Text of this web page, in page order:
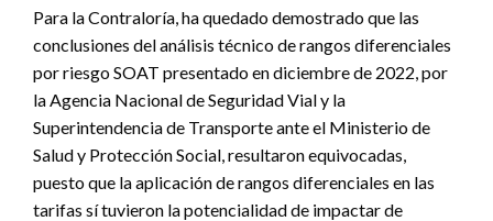
Para la Contraloría, ha quedado demostrado que las
conclusiones del análisis técnico de rangos diferenciales
por riesgo SOAT presentado en diciembre de 2022, por
la Agencia Nacional de Seguridad Vial y la
Superintendencia de Transporte ante el Ministerio de
Salud y Protección Social, resultaron equivocadas,
puesto que la aplicación de rangos diferenciales en las
tarifas sí tuvieron la potencialidad de impactar de